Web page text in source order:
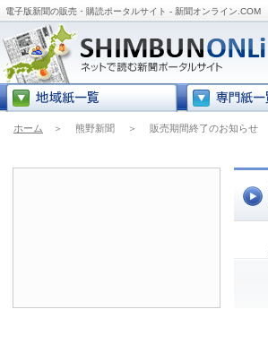
電子版新聞の販売・購読ポータルサイト - 新聞オンライン.COM
ホーム ＞ 熊野新聞 ＞ 販売期間終了のお知らせ